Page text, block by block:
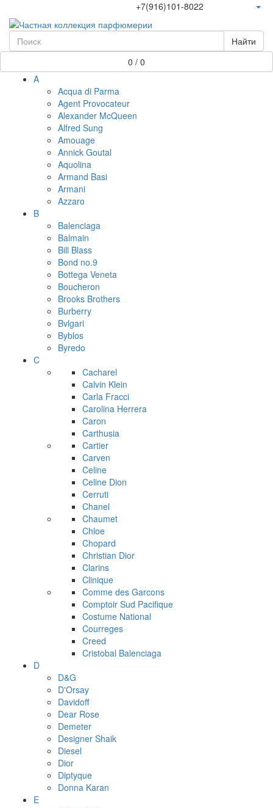
+7(916)101-8022
Найти
0 / 0
A
Acqua di Parma
Agent Provocateur
Alexander McQueen
Alfred Sung
Amouage
Annick Goutal
Aquolina
Armand Basi
Armani
Azzaro
B
Balenciaga
Balmain
Bill Blass
Bond no.9
Bottega Veneta
Boucheron
Brooks Brothers
Burberry
Bvlgari
Byblos
Byredo
C
Cacharel
Calvin Klein
Carla Fracci
Carolina Herrera
Caron
Carthusia
Cartier
Carven
Celine
Celine Dion
Cerruti
Chanel
Chaumet
Chloe
Chopard
Christian Dior
Clarins
Clinique
Comme des Garcons
Comptoir Sud Pacifique
Costume National
Courreges
Creed
Cristobal Balenciaga
D
D&G
D'Orsay
Davidoff
Dear Rose
Demeter
Designer Shaik
Diesel
Dior
Diptyque
Donna Karan
E